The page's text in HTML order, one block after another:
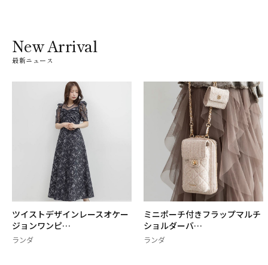
New Arrival
最新ニュース
ツイストデザインレースオケー
ジョンワンピ…
ランダ
ミニポーチ付きフラップマルチ
ショルダーバ…
ランダ